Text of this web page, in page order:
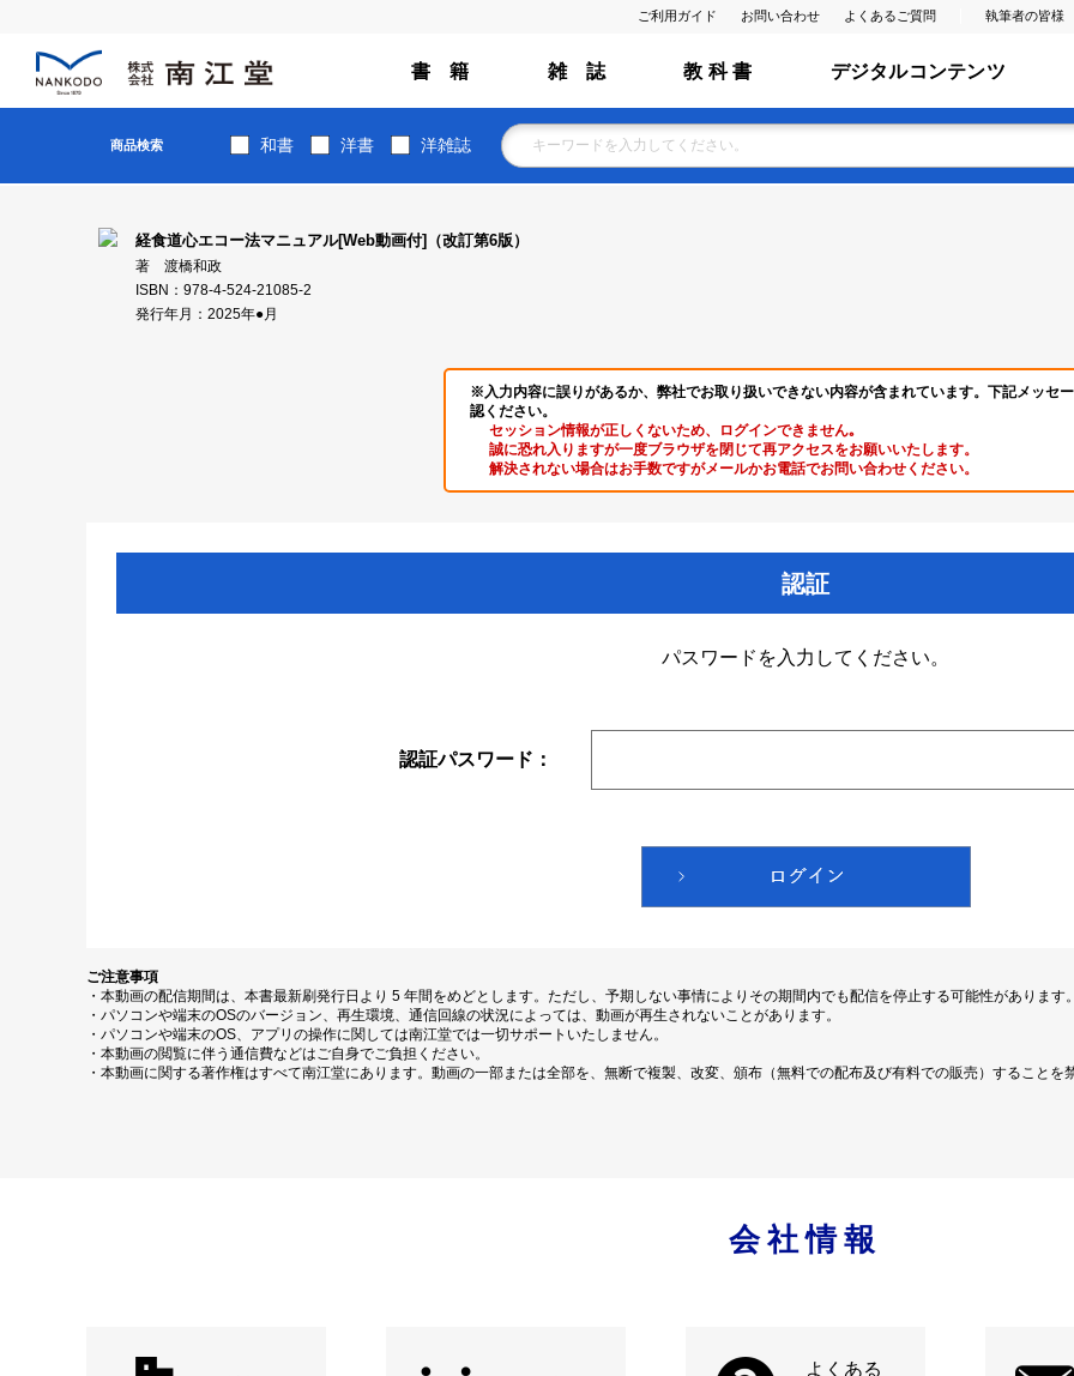
ご利用ガイド お問い合わせ よくあるご質問 執筆者の皆様
書 籍 雑 誌 教 科 書 デジタルコンテンツ
商品検索 和書 洋書 洋雑誌
経食道心エコー法マニュアル[Web動画付]（改訂第6版）
著 渡橋和政
ISBN：978-4-524-21085-2
発行年月：2025年●月
※入力内容に誤りがあるか、弊社でお取り扱いできない内容が含まれています。下記メッセ
認ください。
セッション情報が正しくないため、ログインできません｡
誠に恐れ入りますが一度ブラウザを閉じて再アクセスをお願いいたします。
解決されない場合はお手数ですがメールかお電話でお問い合わせください。
認証
パスワードを入力してください。
認証パスワード：
ご注意事項
・本動画の配信期間は、本書最新刷発行日より 5 年間をめどとします。ただし、予期しない事情によりその期間内でも配信を停止する可能性があります。
・パソコンや端末のOSのバージョン、再生環境、通信回線の状況によっては、動画が再生されないことがあります。
・パソコンや端末のOS、アプリの操作に関しては南江堂では一切サポートいたしません。
・本動画の閲覧に伴う通信費などはご自身でご負担ください。
・本動画に関する著作権はすべて南江堂にあります。動画の一部または全部を、無断で複製、改変、頒布（無料での配布及び有料での販売）することを
会社情報
よくある